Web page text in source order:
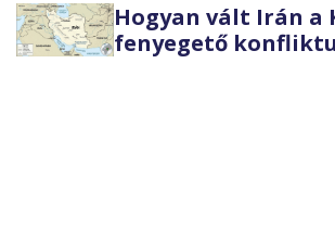
Hogyan vált Irán a
fenyegető